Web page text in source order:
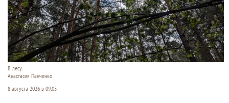
В лесу.
Анастасия Панченко
8 августа 2026 в 09:05